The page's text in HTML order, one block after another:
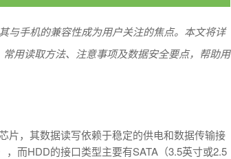
与手机的兼容性成为用户关注的焦点。本文将详
用读取方法、注意事项及数据安全要点，帮助用
片，其数据读写依赖于稳定的供电和数据传输接
而HDD的接口类型主要有SATA（3.5英寸或2.5